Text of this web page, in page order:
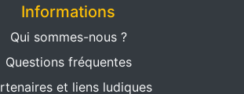
Informations
Qui sommes-nous ?
Questions fréquentes
et liens ludiques